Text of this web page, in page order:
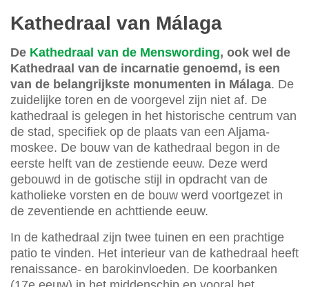
Kathedraal van Málaga
De Kathedraal van de Menswording, ook wel de
Kathedraal van de incarnatie genoemd, is een
van de belangrijkste monumenten in Málaga. De
zuidelijke toren en de voorgevel zijn niet af. De
kathedraal is gelegen in het historische centrum van
de stad, specifiek op de plaats van een Aljama-
moskee. De bouw van de kathedraal begon in de
eerste helft van de zestiende eeuw. Deze werd
gebouwd in de gotische stijl in opdracht van de
katholieke vorsten en de bouw werd voortgezet in
de zeventiende en achttiende eeuw.
In de kathedraal zijn twee tuinen en een prachtige
patio te vinden. Het interieur van de kathedraal heeft
renaissance- en barokinvloeden. De koorbanken